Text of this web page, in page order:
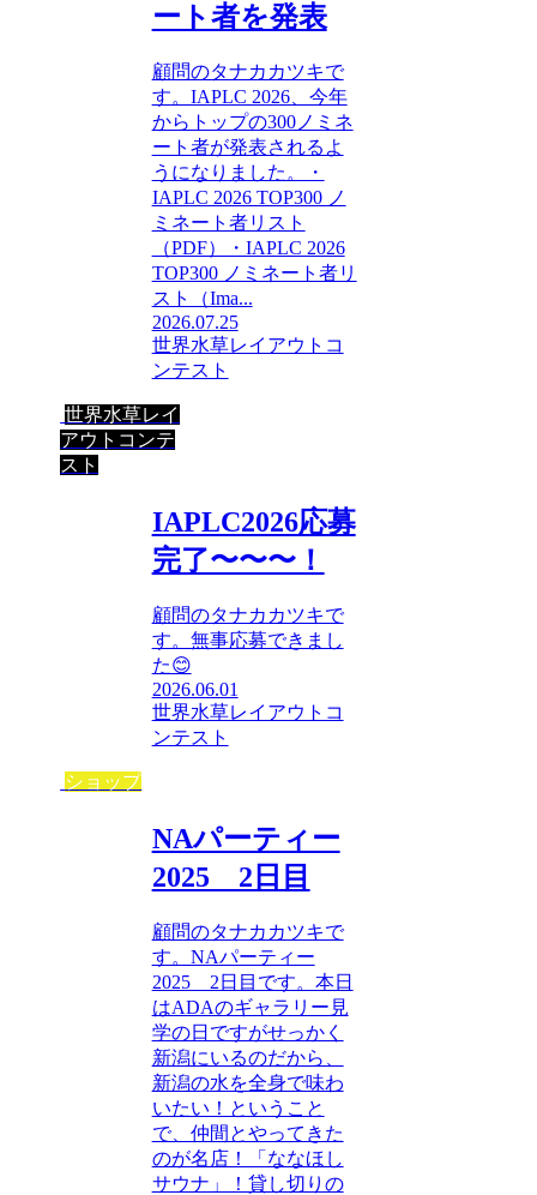
ート者を発表
顧問のタナカカツキで
す。IAPLC 2026、今年
からトップの300ノミネ
ート者が発表されるよ
うになりました。・
IAPLC 2026 TOP300 ノ
ミネート者リスト
（PDF）・IAPLC 2026
TOP300 ノミネート者リ
スト（Ima...
2026.07.25
世界水草レイアウトコ
ンテスト
世界水草レイ
アウトコンテ
スト
IAPLC2026応募
完了〜〜〜！
顧問のタナカカツキで
す。無事応募できまし
た😊
2026.06.01
世界水草レイアウトコ
ンテスト
ショップ
NAパーティー
2025 2日目
顧問のタナカカツキで
す。NAパーティー
2025 2日目です。本日
はADAのギャラリー見
学の日ですがせっかく
新潟にいるのだから、
新潟の水を全身で味わ
いたい！ということ
で、仲間とやってきた
のが名店！「ななほし
サウナ」！貸し切りの